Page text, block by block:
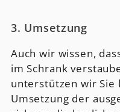
3. Umsetzung
Auch wir wissen,
im Schrank
unterstützen wir
Umsetzung der